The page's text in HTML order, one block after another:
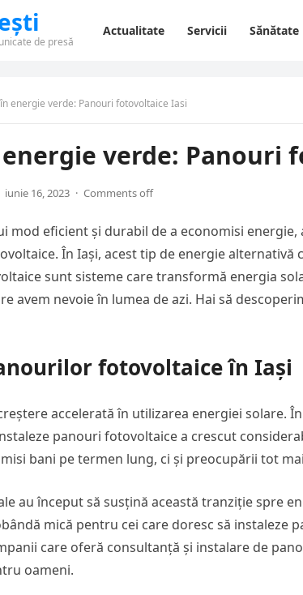
de presă
Actualitate Servicii Sănătate
energie verde: Panouri fotovoltaice Iasi
verde: Panouri
iunie 16, 2023 · Comments off
mod eficient și durabil de a economisi
În Iași, acest tip de energie alternativă
sunt sisteme care transformă energia
avem nevoie în lumea de azi. Hai să
fotovoltaice în Iași
accelerată în utilizarea energiei solare.
panouri fotovoltaice a crescut
bani pe termen lung, ci și preocupării tot
au început să susțină această tranziție spre
mică pentru cei care doresc să instaleze
care oferă consultanță și instalare de
oameni.